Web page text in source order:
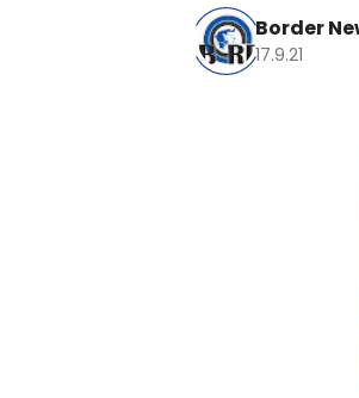
Border
17.9.21